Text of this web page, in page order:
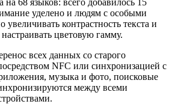
уделено и людям с особыми
контрастность текста и
цветовую гамму.
всех данных со старого
NFC или синхронизацией с
музыка и фото, поисковые
между всеми